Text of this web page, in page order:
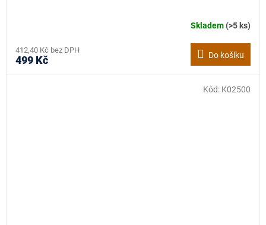
Skladem(>5 ks)
412,40 Kč bez DPH
499 Kč Do košíku
Kód: K02500